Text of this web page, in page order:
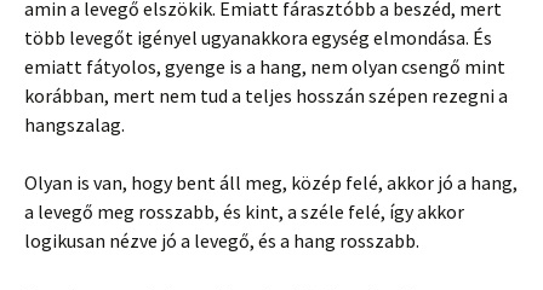
amin a levegő elszökik. Emiatt fárasztóbb a beszéd, mert
több levegőt igényel ugyanakkora egység elmondása. És
emiatt fátyolos, gyenge is a hang, nem olyan csengő mint
korábban, mert nem tud a teljes hosszán szépen rezegni a
hangszalag.
Olyan is van, hogy bent áll meg, közép felé, akkor jó a hang,
a levegő meg rosszabb, és kint, a széle felé, így akkor
logikusan nézve jó a levegő, és a hang rosszabb.